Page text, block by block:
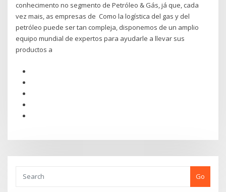
conhecimento no segmento de Petróleo & Gás, já que, cada
vez mais, as empresas de Como la logística del gas y del
petróleo puede ser tan compleja, disponemos de un amplio
equipo mundial de expertos para ayudarle a llevar sus
productos a
Go